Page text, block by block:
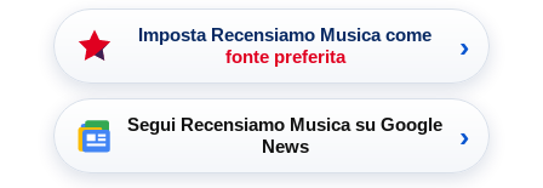
Imposta Recensiamo Musica come
fonte preferita
›
Segui Recensiamo Musica su Google
News
›